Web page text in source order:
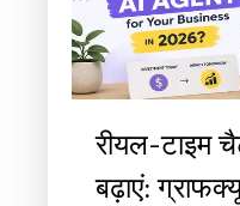
रीयल-टाइम
बढ़ाएं: